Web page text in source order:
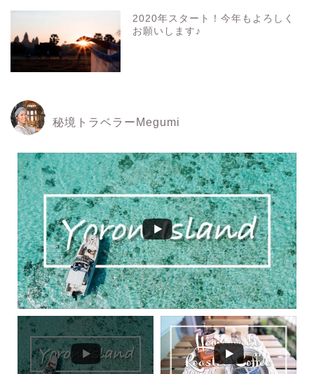
2020年スタート！今年もよろしく
お願いします♪
秘境トラベラーMegumi